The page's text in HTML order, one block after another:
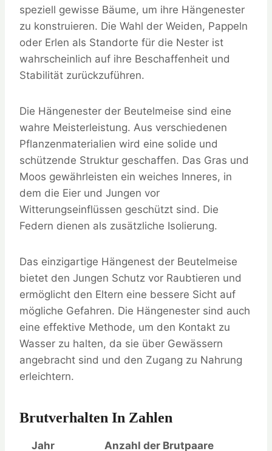
speziell gewisse Bäume, um ihre Hängenester
zu konstruieren. Die Wahl der Weiden, Pappeln
oder Erlen als Standorte für die Nester ist
wahrscheinlich auf ihre Beschaffenheit und
Stabilität zurückzuführen.
Die Hängenester der Beutelmeise sind eine
wahre Meisterleistung. Aus verschiedenen
Pflanzenmaterialien wird eine solide und
schützende Struktur geschaffen. Das Gras und
Moos gewährleisten ein weiches Inneres, in
dem die Eier und Jungen vor
Witterungseinflüssen geschützt sind. Die
Federn dienen als zusätzliche Isolierung.
Das einzigartige Hängenest der Beutelmeise
bietet den Jungen Schutz vor Raubtieren und
ermöglicht den Eltern eine bessere Sicht auf
mögliche Gefahren. Die Hängenester sind auch
eine effektive Methode, um den Kontakt zu
Wasser zu halten, da sie über Gewässern
angebracht sind und den Zugang zu Nahrung
erleichtern.
Brutverhalten In Zahlen
Jahr
Anzahl der Brutpaare